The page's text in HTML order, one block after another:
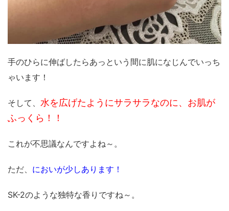
手のひらに伸ばしたらあっという間に肌になじんでいっち
ゃいます！
そして、 水を広げたようにサラサラなのに、お肌が
ふっくら！！
これが不思議なんですよね～。
ただ、 においが少しあります！
SK-2のような独特な香りですね～。